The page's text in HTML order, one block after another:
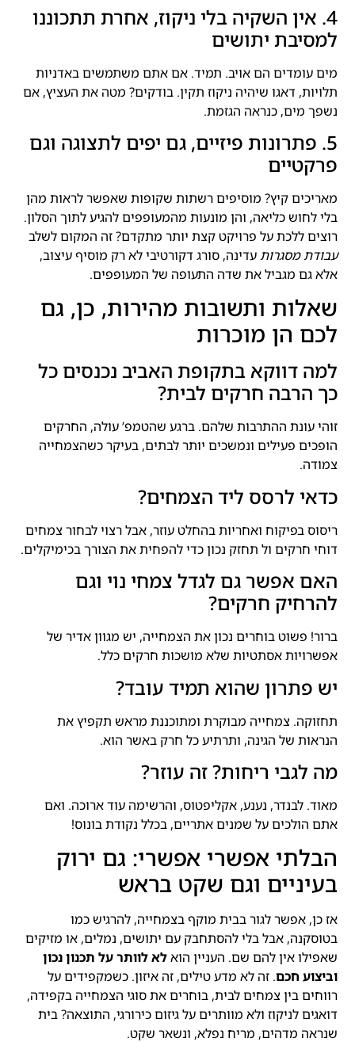
4. אין השקיה בלי ניקוז, אחרת תתכוננו
למסיבת יתושים
מים עומדים הם אויב. תמיד. אם אתם משתמשים באדניות
תלויות, דאגו שיהיה ניקוז תקין. בודקים? מטה את העציץ, אם
נשפך מים, כנראה הגזמת.
5. פתרונות פיזיים, גם יפים לתצוגה וגם
פרקטיים
מאריכים קיץ? מוסיפים רשתות שקופות שאפשר לראות מהן
בלי לחוש כליאה, והן מונעות מהמעופפים להגיע לתוך הסלון.
רוצים ללכת על פרויקט קצת יותר מתקדם? זה המקום לשלב
עבודת מסגרותעדינה, סורג דקורטיבי לא רק מוסיף עיצוב,
אלא גם מגביל את שדה התעופה של המעופפים.
שאלות ותשובות מהירות, כן, גם
לכם הן מוכרות
למה דווקא בתקופת האביב נכנסים כל
כך הרבה חרקים לבית?
זוהי עונת ההתרבות שלהם. ברגע שהטמפ’ עולה, החרקים
הופכים פעילים ונמשכים יותר לבתים, בעיקר כשהצמחייה
צמודה.
כדאי לרסס ליד הצמחים?
ריסוס בפיקוח ואחריות בהחלט עוזר, אבל רצוי לבחור צמחים
דוחי חרקים ול תחזק נכון כדי להפחית את הצורך בכימיקלים.
האם אפשר גם לגדל צמחי נוי וגם
להרחיק חרקים?
ברור! פשוט בוחרים נכון את הצמחייה, יש מגוון אדיר של
אפשרויות אסתטיות שלא מושכות חרקים כלל.
יש פתרון שהוא תמיד עובד?
תחזוקה. צמחייה מבוקרת ומתוכננת מראש תקפיץ את
הנראות של הגינה, ותרתיע כל חרק באשר הוא.
מה לגבי ריחות? זה עוזר?
מאוד. לבנדר, נענע, אקליפטוס, והרשימה עוד ארוכה. ואם
אתם הולכים על שמנים אתריים, בכלל נקודת בונוס!
הבלתי אפשרי אפשרי: גם ירוק
בעיניים וגם שקט בראש
אז כן, אפשר לגור בבית מוקף בצמחייה, להרגיש כמו
בטוסקנה, אבל בלי להסתחבק עם יתושים, נמלים, או מזיקים
שאפילו אין להם שם. העניין הואלא לוותר על תכנון נכון
וביצוע חכם. זה לא מדע טילים, זה איזון. כשמקפידים על
רווחים בין צמחים לבית, בוחרים את סוגי הצמחייה בקפידה,
דואגים לניקוז ולא מוותרים על גיזום כירורגי, התוצאה? בית
שנראה מדהים, מריח נפלא, ונשאר שקט.